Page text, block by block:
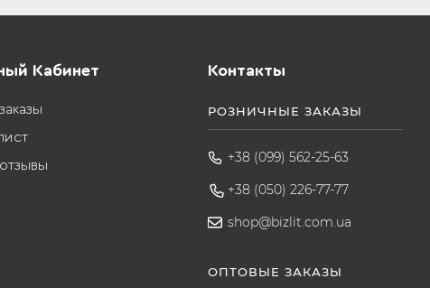
Кабинет Контакты
РОЗНИЧНЫЕ ЗАКАЗЫ
+38 (099) 562-25-63
+38 (050) 226-77-77
shop@bizlit.com.ua
ОПТОВЫЕ ЗАКАЗЫ